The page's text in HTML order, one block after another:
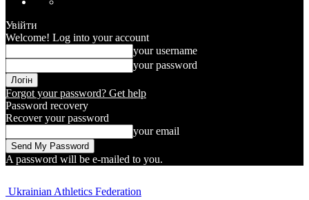
Увійти
Welcome! Log into your account
your username
your password
Forgot your password? Get help
Password recovery
Recover your password
your email
A password will be e-mailed to you.
Ukrainian Athletics Federation